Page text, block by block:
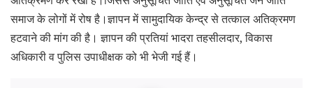
समाज के लोगों में रोष है।ज्ञापन में सामुदायिक केन्द्र से तत्काल अतिक्रमण
हटवाने की मांग की है। ज्ञापन की प्रतियां भादरा तहसीलदार, विकास
अधिकारी व पुलिस उपाधीक्षक को भी भेजी गई हैं।